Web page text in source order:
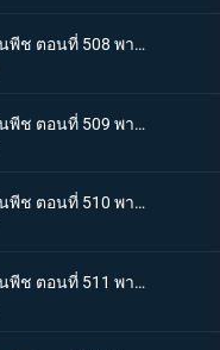
One piece วันพีช ตอนที่ 508 พากย์ไทย กลับไปหากัปตัน การหนีจากเกาะท้องฟ้าและคดีที่เกาะฤดูหนาว
One piece วันพีช ตอนที่ 509 พากย์ไทย การติดต่อ! ยอดนักดาบมิฮอร์ค โซโลทุ่มพลังใจสู้สุดชีวิต
One piece วันพีช ตอนที่ 510 พากย์ไทย ความทรมานของซันจิ! ราชินีผู้กลับคืนสู่อาณาจักร
One piece วันพีช ตอนที่ 511 พากย์ไทย การขึ้นฝั่งอีกครั้งที่น่าเหลือเชื่อ! ลูฟี่ ไปยังศูนย์ใหญ่กองทัพเรือ!